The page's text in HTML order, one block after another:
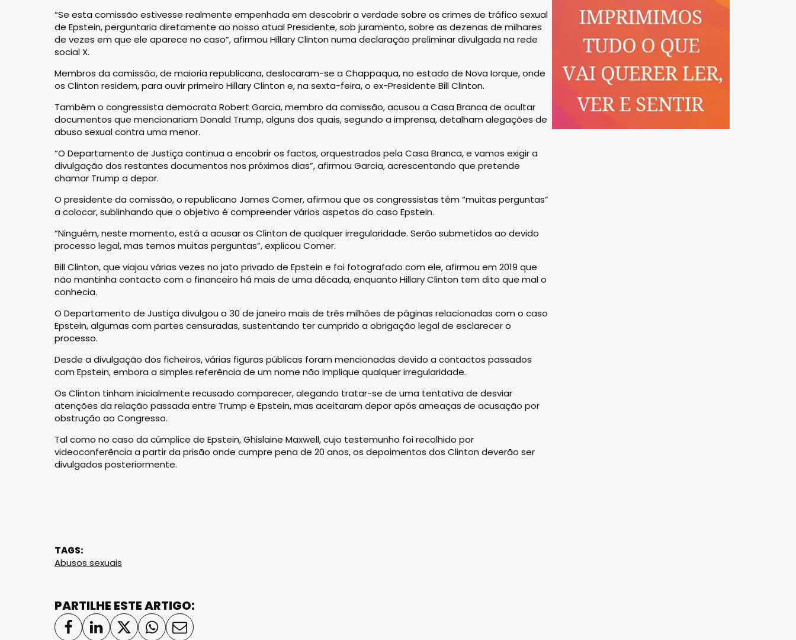
“Se esta comissão estivesse realmente empenhada em descobrir a verdade sobre os crimes de tráfico sexual
de Epstein, perguntaria diretamente ao nosso atual Presidente, sob juramento, sobre as dezenas de milhares
de vezes em que ele aparece no caso”, afirmou Hillary Clinton numa declaração preliminar divulgada na rede
social X.
Membros da comissão, de maioria republicana, deslocaram-se a Chappaqua, no estado de Nova Iorque, onde
os Clinton residem, para ouvir primeiro Hillary Clinton e, na sexta-feira, o ex-Presidente Bill Clinton.
Também o congressista democrata Robert Garcia, membro da comissão, acusou a Casa Branca de ocultar
documentos que mencionariam Donald Trump, alguns dos quais, segundo a imprensa, detalham alegações de
abuso sexual contra uma menor.
“O Departamento de Justiça continua a encobrir os factos, orquestrados pela Casa Branca, e vamos exigir a
divulgação dos restantes documentos nos próximos dias”, afirmou Garcia, acrescentando que pretende
chamar Trump a depor.
O presidente da comissão, o republicano James Comer, afirmou que os congressistas têm “muitas perguntas”
a colocar, sublinhando que o objetivo é compreender vários aspetos do caso Epstein.
“Ninguém, neste momento, está a acusar os Clinton de qualquer irregularidade. Serão submetidos ao devido
processo legal, mas temos muitas perguntas”, explicou Comer.
Bill Clinton, que viajou várias vezes no jato privado de Epstein e foi fotografado com ele, afirmou em 2019 que
não mantinha contacto com o financeiro há mais de uma década, enquanto Hillary Clinton tem dito que mal o
conhecia.
O Departamento de Justiça divulgou a 30 de janeiro mais de três milhões de páginas relacionadas com o caso
Epstein, algumas com partes censuradas, sustentando ter cumprido a obrigação legal de esclarecer o
processo.
Desde a divulgação dos ficheiros, várias figuras públicas foram mencionadas devido a contactos passados
com Epstein, embora a simples referência de um nome não implique qualquer irregularidade.
Os Clinton tinham inicialmente recusado comparecer, alegando tratar-se de uma tentativa de desviar
atenções da relação passada entre Trump e Epstein, mas aceitaram depor após ameaças de acusação por
obstrução ao Congresso.
Tal como no caso da cúmplice de Epstein, Ghislaine Maxwell, cujo testemunho foi recolhido por
videoconferência a partir da prisão onde cumpre pena de 20 anos, os depoimentos dos Clinton deverão ser
divulgados posteriormente.
TAGS:
Abusos sexuais
PARTILHE ESTE ARTIGO: